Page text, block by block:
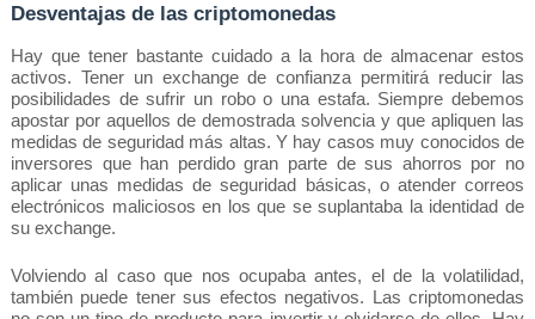
Desventajas de las criptomonedas
Hay que tener bastante cuidado a la hora de almacenar estos
activos. Tener un exchange de confianza permitirá reducir las
posibilidades de sufrir un robo o una estafa. Siempre debemos
apostar por aquellos de demostrada solvencia y que apliquen las
medidas de seguridad más altas. Y hay casos muy conocidos de
inversores que han perdido gran parte de sus ahorros por no
aplicar unas medidas de seguridad básicas, o atender correos
electrónicos maliciosos en los que se suplantaba la identidad de
su exchange.
Volviendo al caso que nos ocupaba antes, el de la volatilidad,
también puede tener sus efectos negativos. Las criptomonedas